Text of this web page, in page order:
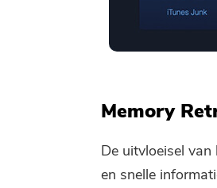
Memory
De uitvloeisel
en snelle